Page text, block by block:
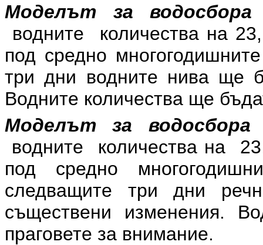
Моделът за
водните количества на
под средно
три дни водните нива ще
Водните количества ще
Моделът за
водните количества на
под средно
следващите три дни
съществени изменения.
праговете за внимание.